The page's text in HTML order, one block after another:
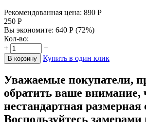
Рекомендованная цена: 890 Р
250 Р
Вы экономите: 640 Р (72%)
Кол-во:
+
−
В корзину Купить в один клик
Уважаемые покупатели,
обратить ваше внимание,
нестандартная размерная
Воспользуйтесь замерами